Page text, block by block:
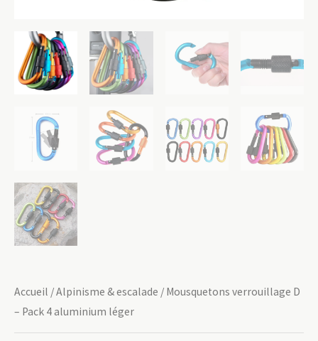
Accueil /Alpinisme & escalade / Mousquetons verrouillage D
– Pack 4 aluminium léger